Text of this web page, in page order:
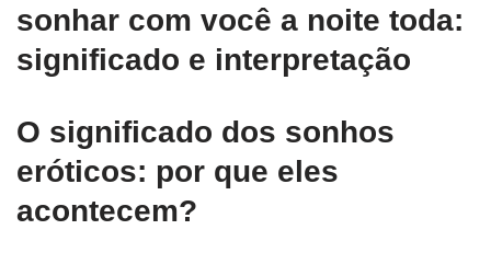
sonhar com você a noite toda:
significado e interpretação
O significado dos sonhos
eróticos: por que eles
acontecem?